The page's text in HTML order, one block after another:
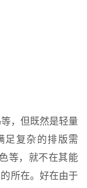
，但既然是轻量
足复杂的排版需
等，就不在其能
所在。好在由于